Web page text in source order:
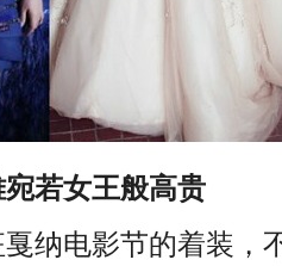
若女王般高贵
电影节的着装，